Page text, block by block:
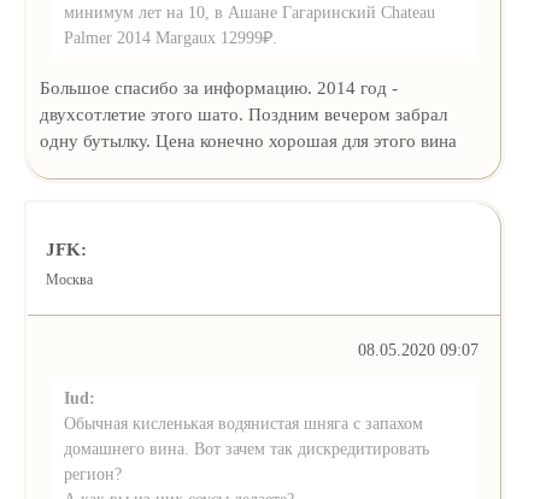
минимум лет на 10, в Ашане Гагаринский Chateau
Palmer 2014 Margaux 12999₽.
Большое спасибо за информацию. 2014 год -
двухсотлетие этого шато. Поздним вечером забрал
одну бутылку. Цена конечно хорошая для этого вина
JFK:
Москва
08.05.2020 09:07
Iud:
Обычная кисленькая водянистая шняга с запахом
домашнего вина. Вот зачем так дискредитировать
регион?